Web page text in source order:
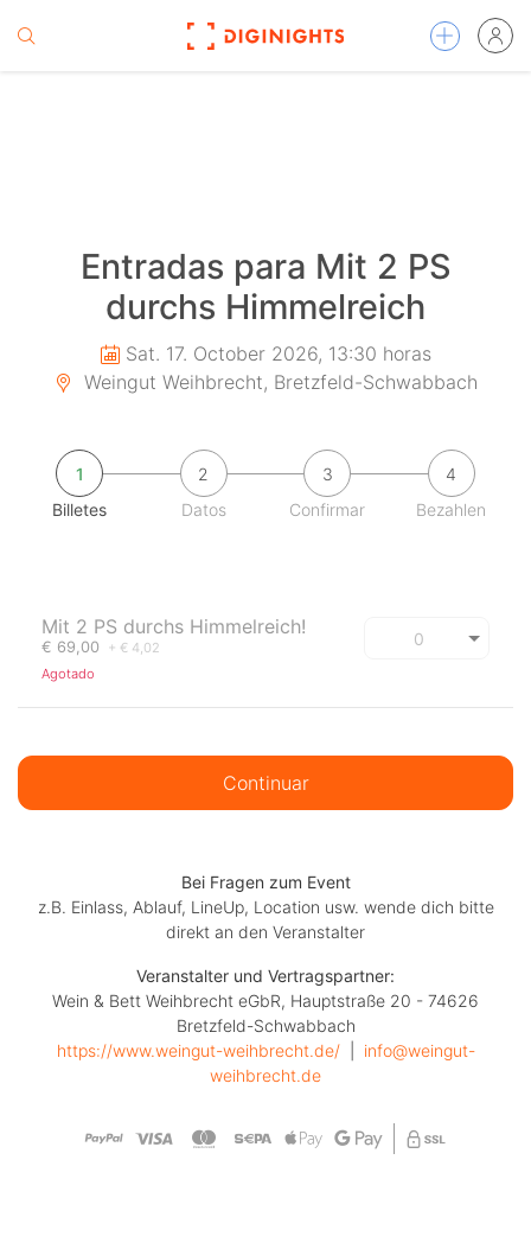
Entradas para Mit 2 PS
durchs Himmelreich
Sat. 17. October 2026, 13:30 horas
Weingut Weihbrecht, Bretzfeld-Schwabbach
1
Billetes
2
Datos
3
Confirmar
4
Bezahlen
Mit 2 PS durchs Himmelreich!
€ 69,00
+ € 4,02
Agotado
Continuar
Bei Fragen zum Event
z.B. Einlass, Ablauf, LineUp, Location usw. wende dich bitte
direkt an den Veranstalter
Veranstalter und Vertragspartner:
Wein & Bett Weihbrecht eGbR, Hauptstraße 20 - 74626
Bretzfeld-Schwabbach
https://www.weingut-weihbrecht.de/
  |
info@weingut-
weihbrecht.de